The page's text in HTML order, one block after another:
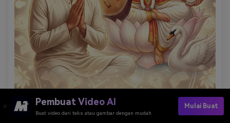
Pembuat Video AI
Buat video dari teks atau gambar dengan mudah
Mulai Buat